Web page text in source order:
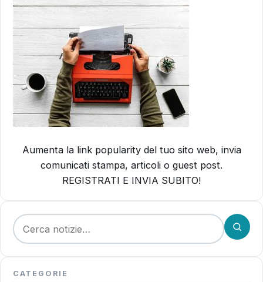
Aumenta la link popularity del tuo sito web, invia
comunicati stampa, articoli o guest post.
REGISTRATI E INVIA SUBITO!
Cerca:
CATEGORIE